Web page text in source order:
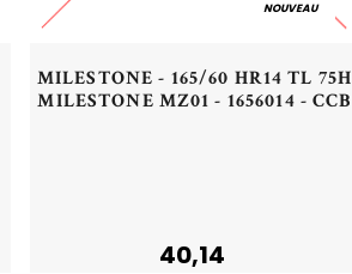
NOUVEAU
MILESTONE - 165/60 HR14 TL 75H
MILESTONE MZ01 - 1656014 - CCB
40,14